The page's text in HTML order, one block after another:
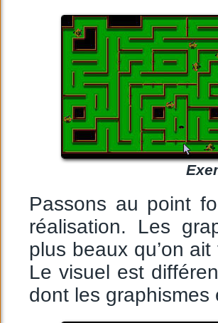
Passons au point
réalisation. Les
plus beaux qu’on
Le visuel est
dont les